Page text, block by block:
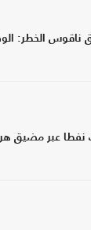
ناقوس الخطر:
نفطا عبر مضيق